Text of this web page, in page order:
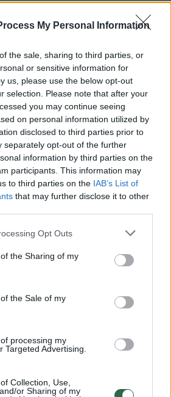
My Personal Information
the sale, sharing to third parties, or
or sensitive information for
us, please use the below opt-out
selection. Please note that after your
you may continue seeing
on personal information utilized by
disclosed to third parties prior to
separately opt-out of the further
information by third parties on the
participants. This information may
to third parties on the IAB’s List of
that may further disclose it to other
Opt Outs
the Sharing of my
the Sale of my
processing my
Targeted Advertising.
Collection, Use,
or Sharing of my
00:04:00
įspėja apie pavojingą
Visi įrašai
įrašai
Vilniaus Vakarinis aplinkkelis: